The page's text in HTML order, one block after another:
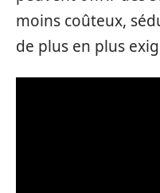
moins coûteux,
de plus en plus